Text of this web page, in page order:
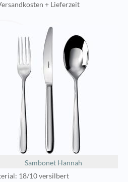
+ Lieferzeit
Sambonet Hannah
18/10 versilbert